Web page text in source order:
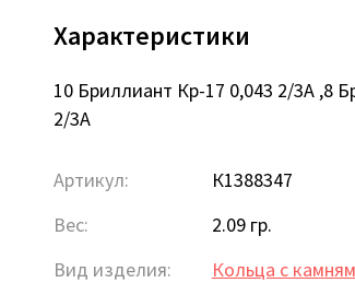
Характеристики
10 Бриллиант Кр-17 0,043 2/3А ,8
2/3А
Артикул:
К1388347
Вес:
2.09 гр.
Вид изделия:
Кольца с